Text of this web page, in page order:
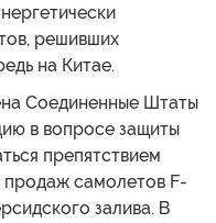
решивших
на Китае.
Соединенные Штаты
в вопросе защиты
препятствием
продаж самолетов F-
залива. В